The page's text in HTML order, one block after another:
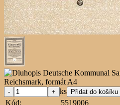
ks
Kód:
5519006